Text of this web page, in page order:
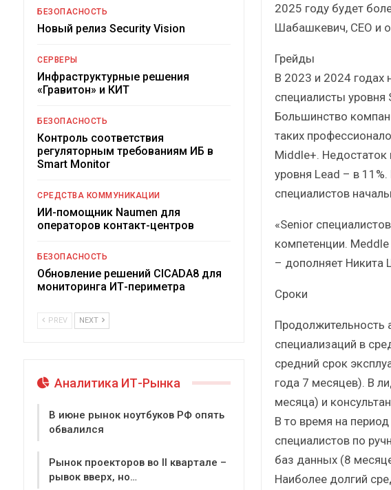
2025 году будет
Шабашкевич, CEO и
Грейды
В 2023 и 2024 годах
специалисты уровня
Большинство
таких
Middle+. Недостаток
уровня Lead – в
специалистов
«Senior
компетенции.
– дополняет Никита
Сроки
Продолжительность
специализаций в
средний срок
года 7 месяцев). В
месяца) и
В то время на
специалистов по
баз данных (8
Наиболее долгий
БЕЗОПАСНОСТЬ
Новый релиз Security Vision
СЕРВЕРЫ
Инфраструктурные решения
«Гравитон» и КИТ
БЕЗОПАСНОСТЬ
Контроль соответствия
регуляторным требованиям ИБ в
Smart Monitor
СРЕДСТВА КОММУНИКАЦИИ
ИИ-помощник Naumen для
операторов контакт-центров
БЕЗОПАСНОСТЬ
Обновление решений CICADA8 для
мониторинга ИТ-периметра
PREV NEXT
Аналитика ИТ-Рынка
В июне рынок ноутбуков РФ опять
обвалился
Рынок проекторов во II квартале –
рывок вверх, но…